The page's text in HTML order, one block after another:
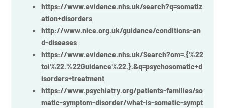
https://www.evidence.nhs.uk/search?q=somatiz
ation+disorders
http://www.nice.org.uk/guidance/conditions-an
d-diseases
https://www.evidence.nhs.uk/Search?om=.{%22
toi%22.%22Guidance%22.}.&q=psychosomatic+d
isorders+treatment
https://www.psychiatry.org/patients-families/so
matic-symptom-disorder/what-is-somatic-sympt